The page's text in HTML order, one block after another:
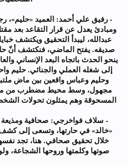
- رفيق علي أحمد: العميد «حليم»،
ومبادئ يعدل عن قرار التقاعد بعد
عبدالله، ليبدأ التحقيق ويكتشف
صديقه. يفتح الماضي، فنكتشف أنّ
ينحو الحدث باتجاه البعد الإنساني
إلى شغله العملي والجنائي. حليم
وحليم وعباس واقعين بين ماض
مجهول، وسط محيط مضطرب من
المسحوقة وهم يمثلون تحولات
- سلاف فواخرجي: صحافية
«خالد» في حارتها، وتسعى إلى
خلال تحقيق صحافي. هنا، تجد
صوتها وكلمتها وروحها الشجاعة،